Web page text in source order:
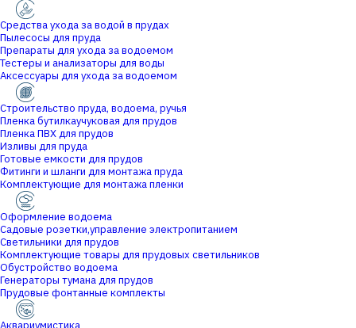
Средства ухода за водой в прудах
Пылесосы для пруда
Препараты для ухода за водоемом
Тестеры и анализаторы для воды
Аксессуары для ухода за водоемом
Строительство пруда, водоема, ручья
Пленка бутилкаучуковая для прудов
Пленка ПВХ для прудов
Изливы для пруда
Готовые емкости для прудов
Фитинги и шланги для монтажа пруда
Комплектующие для монтажа пленки
Оформление водоема
Садовые розетки,управление электропитанием
Светильники для прудов
Комплектующие товары для прудовых светильников
Обустройство водоема
Генераторы тумана для прудов
Прудовые фонтанные комплекты
Аквариумистика